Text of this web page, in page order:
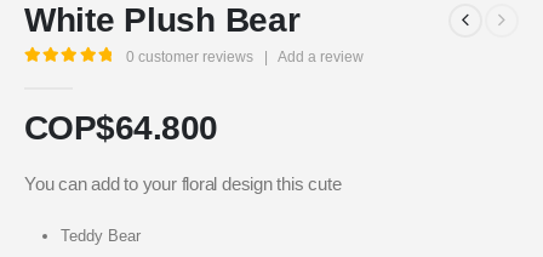
White Plush Bear
0 customer reviews Add a review
COP$64.800
You can add to your floral design this cute
Teddy Bear